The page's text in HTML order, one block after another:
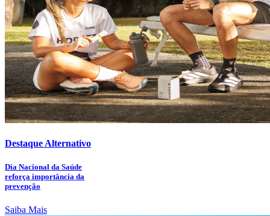
Destaque Alternativo
Dia Nacional da Saúde
reforça importância da
prevenção
Saiba Mais